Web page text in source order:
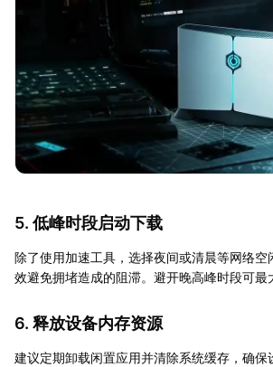
5. 低峰时段启动下载
除了使用加速工具，选择夜间或清晨等网络空
效避免拥堵造成的阻滞。避开晚高峰时段可最
6. 释放设备内存资源
建议定期卸载闲置应用并清除系统缓存，确保